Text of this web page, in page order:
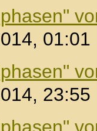
01:01
23:55